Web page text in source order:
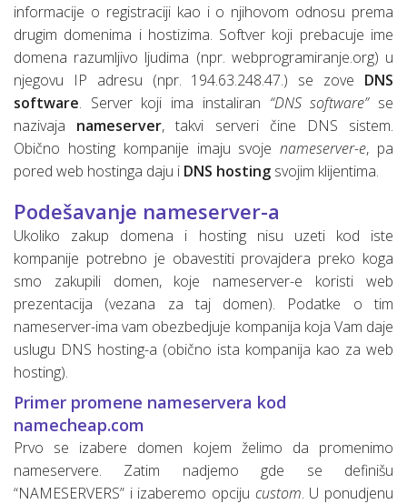
informacije o registraciji kao i o njihovom odnosu prema
drugim domenima i hostizima. Softver koji prebacuje ime
domena razumljivo ljudima (npr. webprogramiranje.org) u
njegovu IP adresu (npr. 194.63.248.47.) se zove DNS
software. Server koji ima instaliran “DNS software”se
nazivaja nameserver, takvi serveri čine DNS sistem.
Obično hosting kompanije imaju svojenameserver-e, pa
pored web hostinga daju i DNS hosting svojim klijentima.
Podešavanje nameserver-a
Ukoliko zakup domena i hosting nisu uzeti kod iste
kompanije potrebno je obavestiti provajdera preko koga
smo zakupili domen, koje nameserver-e koristi web
prezentacija (vezana za taj domen). Podatke o tim
nameserver-ima vam obezbedjuje kompanija koja Vam daje
uslugu DNS hosting-a (obično ista kompanija kao za web
hosting).
Primer promene nameservera kod
namecheap.com
Prvo se izabere domen kojem želimo da promenimo
nameservere. Zatim nadjemo gde se definišu
“NAMESERVERS” i izaberemo opciju custom. U ponudjenu